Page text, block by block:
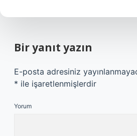
Bir yanıt yazın
E-posta adresiniz
* ile işaretlenmişlerdir
Yorum